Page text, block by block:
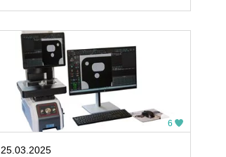
6
25.03.2025